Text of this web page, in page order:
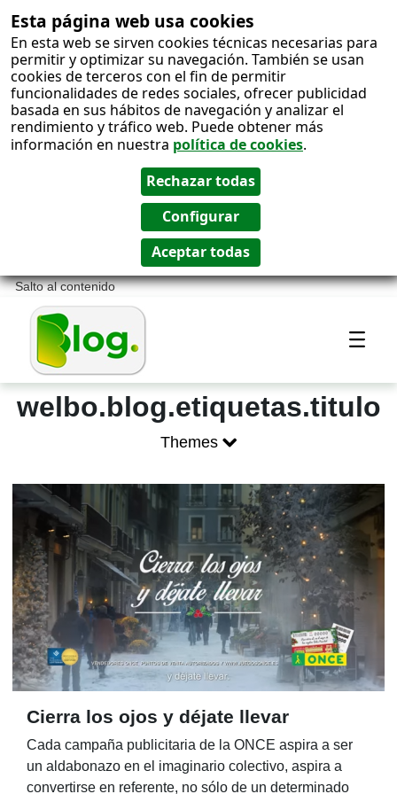
Esta página web usa cookies
En esta web se sirven cookies técnicas necesarias para
permitir y optimizar su navegación. También se usan
cookies de terceros con el fin de permitir
funcionalidades de redes sociales, ofrecer publicidad
basada en sus hábitos de navegación y analizar el
rendimiento y tráfico web. Puede obtener más
información en nuestra política de cookies.
Salto al contenido
Blog ONCE -
Cierra los ojos y déjate llevar
Cada campaña publicitaria de la ONCE aspira a ser
un aldabonazo en el imaginario colectivo, aspira a
convertirse en referente, no sólo de un determinado
welbo.blog.etiquetas.titulo
Themes